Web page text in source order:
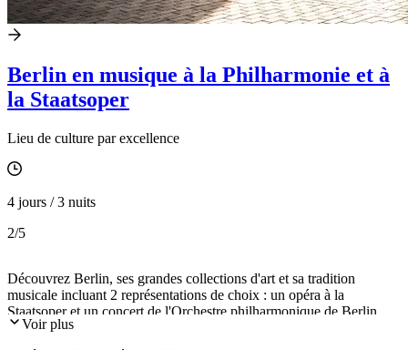
Berlin en musique à la Philharmonie et à
la Staatsoper
Lieu de culture par excellence
4 jours / 3 nuits
2/5
Découvrez Berlin, ses grandes collections d'art et sa tradition
musicale incluant 2 représentations de choix : un opéra à la
Staatsoper et un concert de l'Orchestre philharmonique de Berlin.
Avec les palais royaux baroques et roccocos de la dynastie des
Voir plus